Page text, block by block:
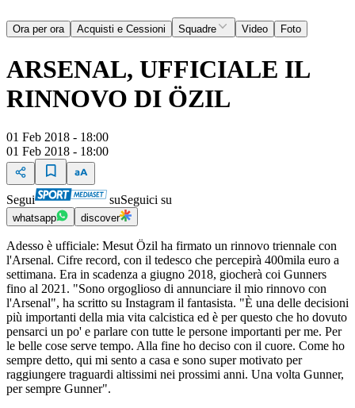
Ora per ora Acquisti e Cessioni Squadre Video Foto
ARSENAL, UFFICIALE IL
RINNOVO DI ÖZIL
01 Feb 2018 - 18:00
01 Feb 2018 - 18:00
Segui suSeguici su
whatsapp discover
Adesso è ufficiale: Mesut Özil ha firmato un rinnovo triennale con
l'Arsenal. Cifre record, con il tedesco che percepirà 400mila euro a
settimana. Era in scadenza a giugno 2018, giocherà coi Gunners
fino al 2021. "Sono orgoglioso di annunciare il mio rinnovo con
l'Arsenal", ha scritto su Instagram il fantasista. "È una delle decisioni
più importanti della mia vita calcistica ed è per questo che ho dovuto
pensarci un po' e parlare con tutte le persone importanti per me. Per
le belle cose serve tempo. Alla fine ho deciso con il cuore. Come ho
sempre detto, qui mi sento a casa e sono super motivato per
raggiungere traguardi altissimi nei prossimi anni. Una volta Gunner,
per sempre Gunner".